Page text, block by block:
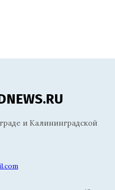
и Калининградской